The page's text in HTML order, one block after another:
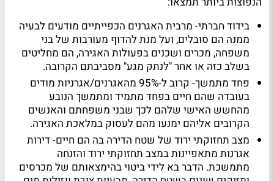
בידוד חברתי- מרבית האגרנים הכפייתיים מודעים לבעיה
ממנה הם סובלים, ועל מנת להדוף מעורבות של בני
משפחה, מכרים ושכנים בפעולות האגירה, הם מחליטים
בשלב כזה או אחר "לנתק מגע" מסביבתם הקרובה.
פחד מתמשך- קרוב ל-95% מהאגרנים/אגרניות מודים
בעובדה שהם חיים בפחד מתמיד ומתמשך הנובע
מהחשש האישי שלהם לכך שבני משפחתם והאנשים
הקרובים אליהם ימנעו מהם לעסוק במלאכת האגירה.
מצב תחזוקתי ירוד של שטח הדירה בה הם חיים- דירות
אגרנות מתאפיינות במצב תחזוקתי ירוד והזנחה
מתמשכת. הדבר בא לידי ביטוי בהימצאותם של מכרסים